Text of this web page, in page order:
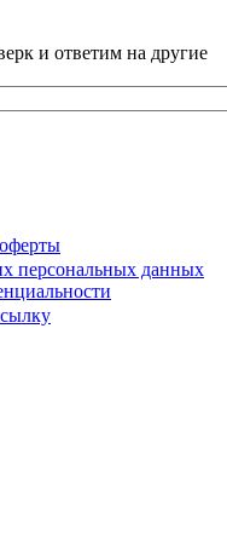
и ответим на другие
персональных данных